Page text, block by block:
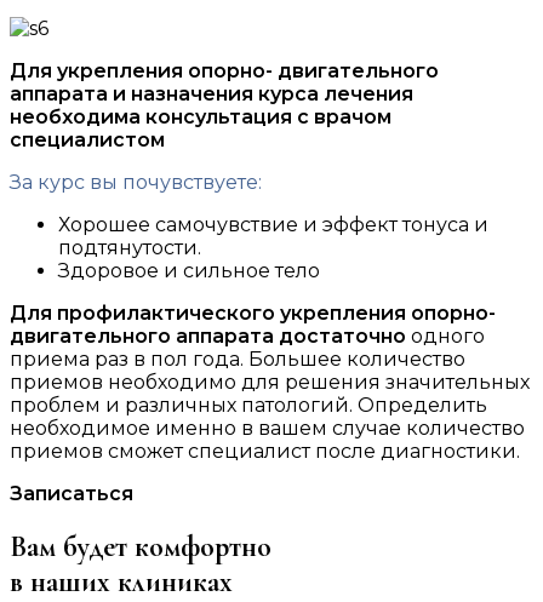
Для укрепления опорно- двигательного
аппарата и назначения курса лечения
необходима консультация с врачом
специалистом
За курс вы почувствуете:
Хорошее самочувствие и эффект тонуса и
подтянутости.
Здоровое и сильное тело
Для профилактического укрепления опорно-
двигательного аппарата достаточно одного
приема раз в пол года. Большее количество
приемов необходимо для решения значительных
проблем и различных патологий. Определить
необходимое именно в вашем случае количество
приемов сможет специалист после диагностики.
Записаться
Вам будет комфортно
в наших клиниках